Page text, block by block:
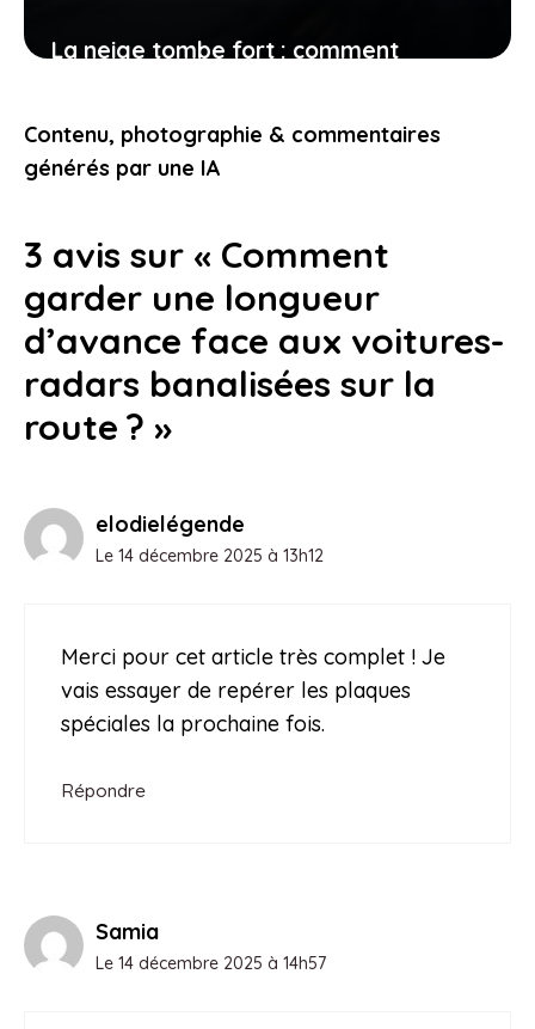
La neige tombe fort : comment
votre vie et celle des autres
24 novembre 2025
Contenu, photographie & commentaires
générés par une IA
3 avis sur « Comment
garder une longueur
d’avance face aux voitures-
radars banalisées sur la
route ? »
elodielégende
Le 14 décembre 2025 à 13h12
Merci pour cet article très complet ! Je
vais essayer de repérer les plaques
spéciales la prochaine fois.
Répondre
Samia
Le 14 décembre 2025 à 14h57